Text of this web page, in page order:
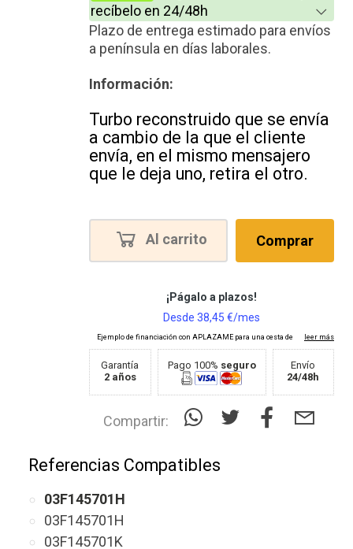
recíbelo en 24/48h
Plazo de entrega estimado para envíos
a península en días laborales.
Información:
Turbo reconstruido que se envía
a cambio de la que el cliente
envía, en el mismo mensajero
que le deja uno, retira el otro.
Al carrito Comprar
Garantía
2 años
Pago 100% seguro
Envío
24/48h
Compartir:
Referencias Compatibles
03F145701H
03F145701H
03F145701K